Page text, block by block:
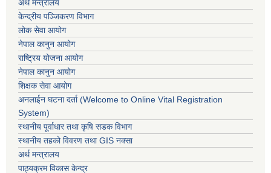
अर्थ मन्त्रालय
केन्द्रीय पञ्जिकरण विभाग
लोक सेवा आयोग
नेपाल कानुन आयोग
राष्ट्रिय योजना आयोग
नेपाल कानुन आयोग
शिक्षक सेवा आयोग
अनलाईन घटना दर्ता (Welcome to Online Vital Registration
System)
स्थानीय पूर्वाधार तथा कृषि सडक विभाग
स्थानीय तहको विवरण तथा GIS नक्सा
अर्थ मन्त्रालय
पाठ्यक्रम विकास केन्द्र